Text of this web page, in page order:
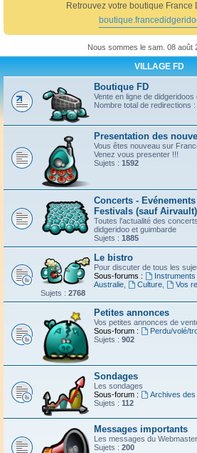
Retrouvez votre boutique France
Nous sommes le sam. 08 août
VILLAGE FD
Boutique FD
Vente en ligne de didgeridoos
Nombre total de redirections :
Presentation des
Vous êtes nouveau sur
Venez vous presenter !!!
Sujets : 1592
Concerts -
Festivals (sauf Airvault)
Toutes l'actualité des
didgeridoo et guimbarde
Sujets : 1885
Le bistro
Pour discuter de tous les
Sous-forums :
Australie
Culture,
Vos
Sujets : 2768
Petites annonces
Vos petites annonces de
Sous-forum :
Perdu/volé/
Sujets : 902
Sondages
Les sondages
Sous-forum :
Archives des
Sujets : 112
Messages importants
Les messages du Webmaster
Sujets : 200